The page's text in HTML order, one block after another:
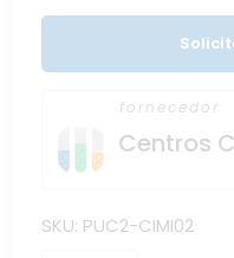
fornecedor
Centros
SKU: PUC2-CIMI02